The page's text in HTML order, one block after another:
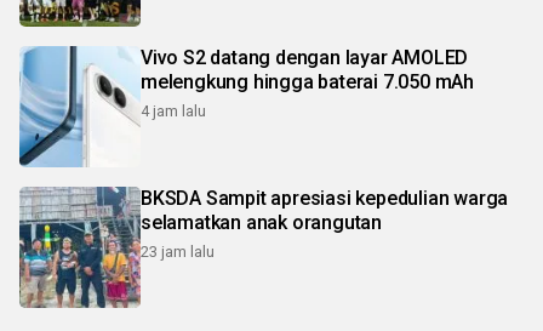
Vivo S2 datang dengan layar AMOLED
melengkung hingga baterai 7.050 mAh
4 jam lalu
BKSDA Sampit apresiasi kepedulian warga
selamatkan anak orangutan
23 jam lalu